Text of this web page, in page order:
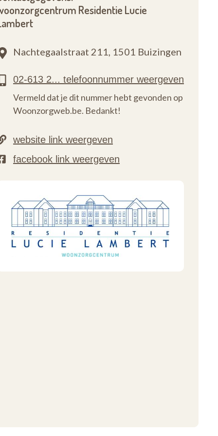
Residentie Lucie
Nachtegaalstraat 211, 1501 Buizingen
Vermeld dat je dit nummer hebt gevonden op
Woonzorgweb.be. Bedankt!